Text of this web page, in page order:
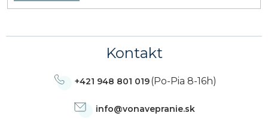
Kontakt
info@vonavepranie.sk
+421 948 801 019(Po-Pia 8-16h)